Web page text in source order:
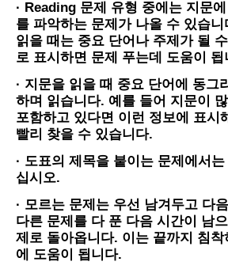
· Reading 문제 유형 중에는 지문
를 파악하는 문제가 나올 수 있습
읽을 때는 중요 단어나 주제가 될
로 표시하면 문제 푸는데 도움이 됩
· 지문을 읽을 때 중요 단어에 동그
하며 읽습니다. 예를 들어 지문이
포함하고 있다면 이런 정보에 표시
빨리 찾을 수 있습니다.
· 도표의 제목을 붙이는 문제에서
십시오.
· 모르는 문제는 우선 남겨두고 다
다른 문제를 다 푼 다음 시간이 남
제로 돌아옵니다. 이는 끝까지 침착
에 도움이 됩니다.